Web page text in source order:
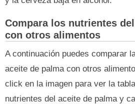
Compara los nutrientes
con otros alimentos
A continuación puedes comparar
aceite de palma con otros
click en la imagen para ver la
nutrientes del aceite de palma y